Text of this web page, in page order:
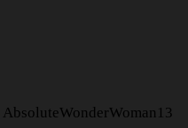
AbsoluteWonderWoman13